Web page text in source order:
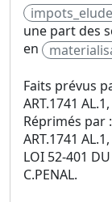
une part des
en
Faits prévus
ART.1741
Réprimés par :
ART.1741
LOI 52-401
C.PENAL.